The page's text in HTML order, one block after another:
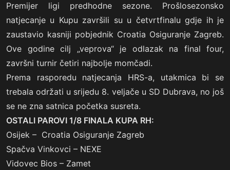
Premijer ligi predhodne sezone. Prošlosezonsko
natjecanje u Kupu završili su u četvrtfinalu gdje ih je
zaustavio kasniji pobjednik Croatia Osiguranje Zagreb.
Ove godine cilj „veprova“ je odlazak na final four,
završni turnir četiri najbolje momčadi.
Prema rasporedu natjecanja HRS-a, utakmica bi se
trebala održati u srijedu 8. veljače u SD Dubrava, no još
se ne zna satnica početka susreta.
OSTALI PAROVI 1/8 FINALA KUPA RH:
Osijek – Croatia Osiguranje Zagreb
Spačva Vinkovci – NEXE
Vidovec Bios – Zamet